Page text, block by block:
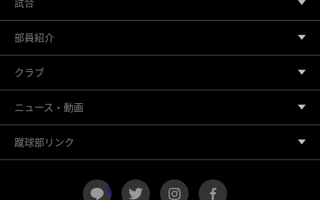
LINE twitter instagram
部員紹介
クラブ
ニュース・動画
蹴球部リンク